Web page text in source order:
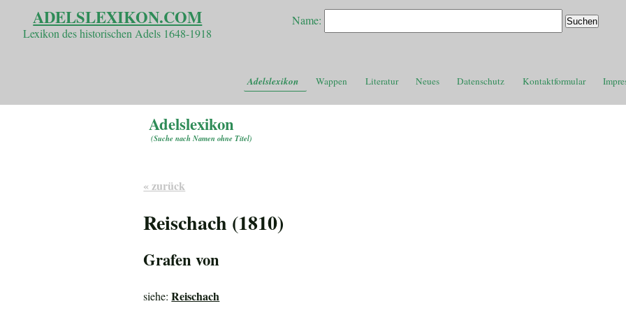
ADELSLEXIKON.COM
Lexikon des historischen Adels 1648-1918
Name:
Adelslexikon Wappen Literatur Neues Datenschutz Kontaktformular
Adelslexikon
(Suche nach Namen ohne Titel)
« zurück
Reischach (1810)
Grafen von
siehe:Reischach